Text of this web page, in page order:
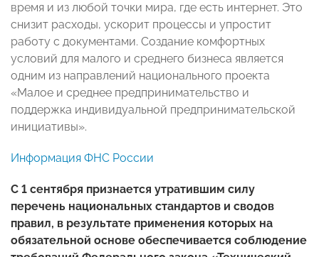
время и из любой точки мира, где есть интернет. Это
снизит расходы, ускорит процессы и упростит
работу с документами. Создание комфортных
условий для малого и среднего бизнеса является
одним из направлений национального проекта
«Малое и среднее предпринимательство и
поддержка индивидуальной предпринимательской
инициативы».
Информация ФНС России
С 1 сентября признается утратившим силу
перечень национальных стандартов и сводов
правил, в результате применения которых на
обязательной основе обеспечивается соблюдение